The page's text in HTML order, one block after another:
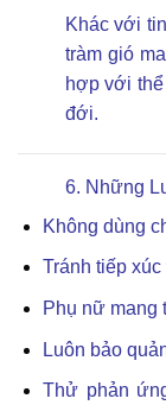
Khác với
tràm gió
hợp với
đới.
6. Những
Không dùng
Tránh tiếp
Phụ nữ mang
Luôn bảo
Thử phản